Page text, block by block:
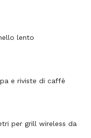
lento
e riviste di caffè
per grill wireless da